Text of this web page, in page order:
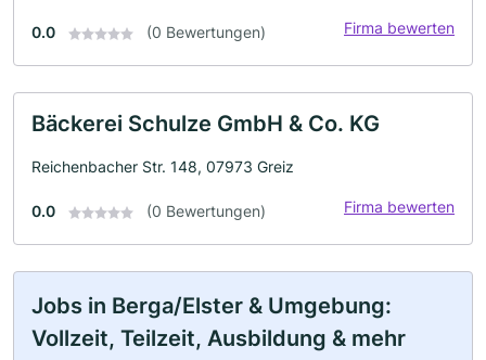
0.0 (0 Bewertungen) Firma bewerten
Bäckerei Schulze GmbH & Co. KG
Reichenbacher Str. 148, 07973 Greiz
0.0 (0 Bewertungen) Firma bewerten
Jobs in Berga/Elster & Umgebung:
Vollzeit, Teilzeit, Ausbildung & mehr